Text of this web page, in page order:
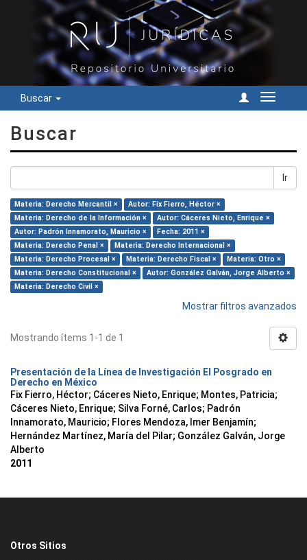
Buscar
Cambiar
Buscar
Ir
Materia: Derecho Mercantil ×
Autor: Fix Fierro, Héctor ×
Materia: Derecho de la Información ×
Autor: Cáceres Nieto, Enrique ×
Autor: Padrón Innamorato, Mauricio ×
Fecha: 2011 ×
Materia: Derecho Penal ×
Materia: Derecho Internacional ×
Materia: Derecho Procesal ×
Materia: Derecho Fiscal ×
Materia: Otro ×
Materia: Derecho Constitucional ×
Autor: González Galván, Jorge Alberto ×
Materia: Derecho Civil ×
Mostrar filtros avanzados
Mostrando ítems 1-1 de 1
Presentación de la Línea de Investigación El Posgrado en
Derecho en México
Fix Fierro, Héctor; Cáceres Nieto, Enrique; Montes, Patricia;
Cáceres Nieto, Enrique; Silva Forné, Carlos; Padrón
Innamorato, Mauricio; Flores Mendoza, Imer Benjamín;
Hernández Martínez, María del Pilar; González Galván, Jorge
Alberto
2011
Otros Sitios